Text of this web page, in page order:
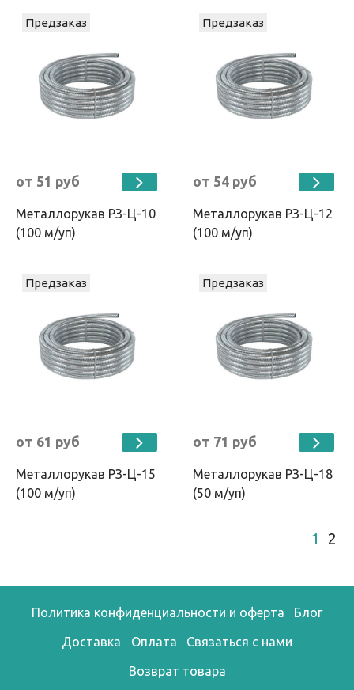
Предзаказ
от 51 руб
Металлорукав РЗ-Ц-10
(100 м/уп)
Предзаказ
от 54 руб
Металлорукав РЗ-Ц-12
(100 м/уп)
Предзаказ
от 61 руб
Металлорукав РЗ-Ц-15
(100 м/уп)
Предзаказ
от 71 руб
Металлорукав РЗ-Ц-18
(50 м/уп)
1 2
Политика конфиденциальности и оферта Блог
Доставка Оплата Связаться с нами
Возврат товара